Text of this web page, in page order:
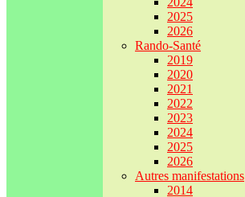
2025
2026
Rando-Santé
2019
2020
2021
2022
2023
2024
2025
2026
Autres manifestations
2014